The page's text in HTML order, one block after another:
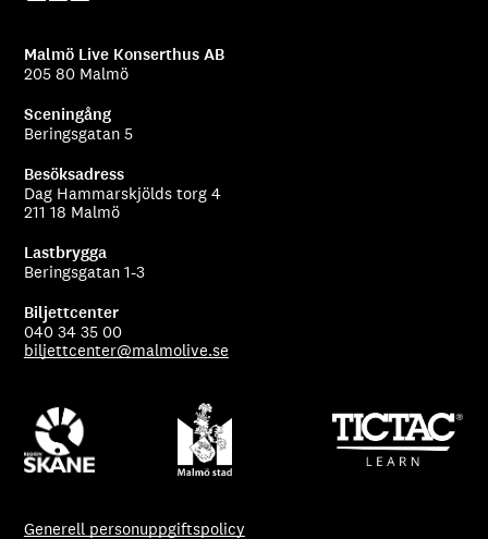
Malmö Live Konserthus AB
205 80 Malmö
Sceningång
Beringsgatan 5
Besöksadress
Dag Hammarskjölds torg 4
211 18 Malmö
Lastbrygga
Beringsgatan 1-3
Biljettcenter
040 34 35 00
biljettcenter@malmolive.se
Generell personuppgiftspolicy